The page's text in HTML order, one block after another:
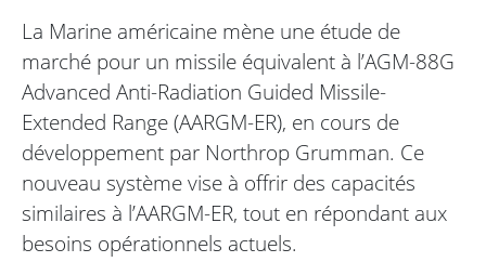
La Marine américaine mène une étude de
marché pour un missile équivalent à l’AGM-88G
Advanced Anti-Radiation Guided Missile-
Extended Range (AARGM-ER), en cours de
développement par Northrop Grumman. Ce
nouveau système vise à offrir des capacités
similaires à l’AARGM-ER, tout en répondant aux
besoins opérationnels actuels.